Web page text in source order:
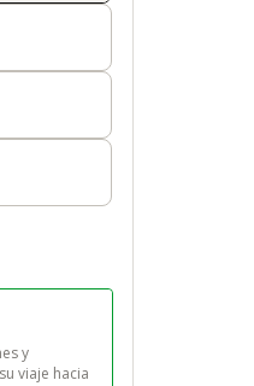
y
viaje hacia